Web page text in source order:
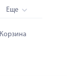
Еще
Корзина